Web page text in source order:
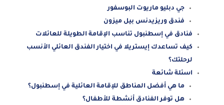
جي دبليو ماريوت البوسفور
فندق وريزيدنس بيل ميزون
فنادق في إسطنبول تناسب الإقامة الطويلة للعائلات
كيف تساعدك إيستريلا في اختيار الفندق العائلي الأنسب
لرحلتك؟
اسئلة شائعة
ما هي أفضل المناطق للإقامة العائلية في إسطنبول؟
هل توفر الفنادق أنشطة للأطفال؟